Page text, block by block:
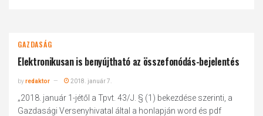
GAZDASÁG
Elektronikusan is benyújtható az összefonódás-bejelentés
byredaktor 2018. január 7.
„2018. január 1-jétől a Tpvt. 43/J. § (1) bekezdése szerinti, a
Gazdasági Versenyhivatal által a honlapján word és pdf